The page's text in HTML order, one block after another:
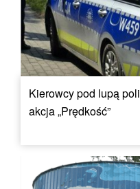
Kierowcy pod lupą
akcja „Prędkość”